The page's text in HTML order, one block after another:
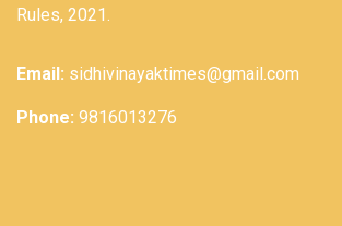
Rules, 2021.
Email: sidhivinayaktimes@gmail.com
Phone: 9816013276